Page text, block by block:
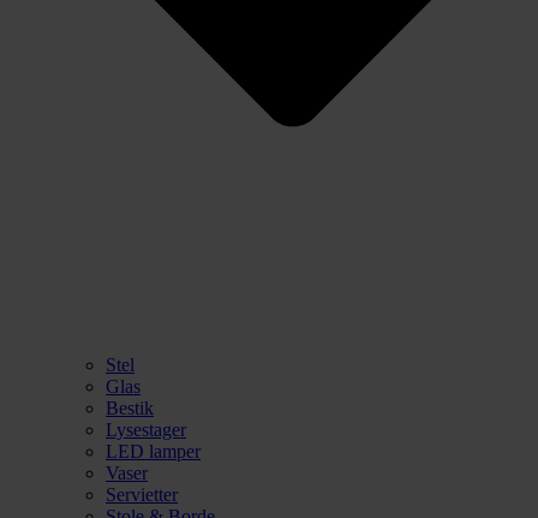
Stel
Glas
Bestik
Lysestager
LED lamper
Vaser
Servietter